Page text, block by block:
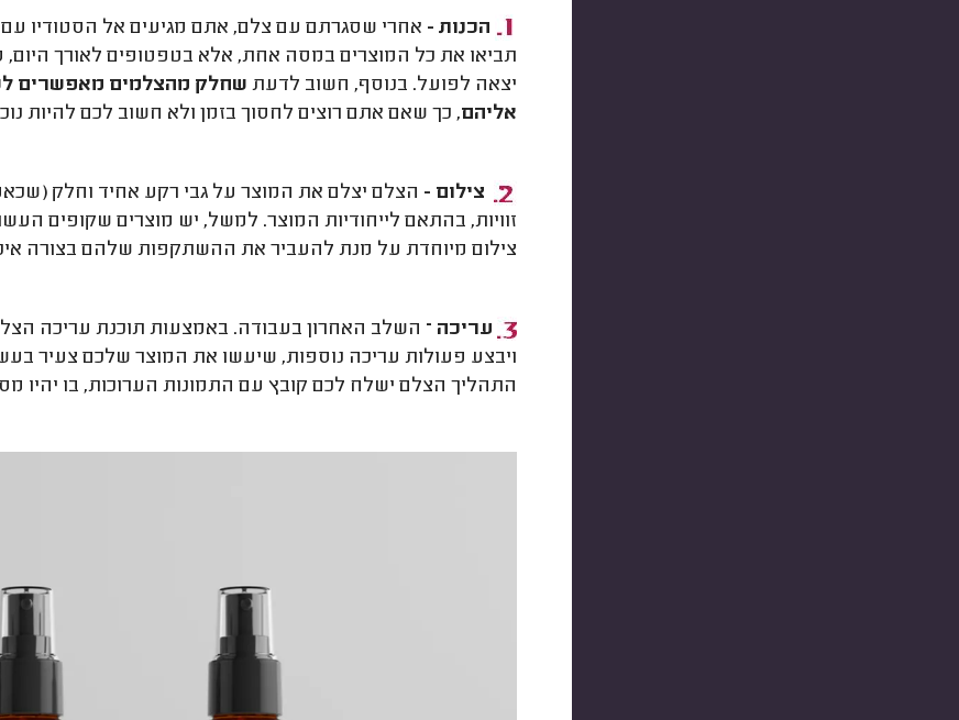
הכנות - אחרי שסגרתם עם צלם, אתם מגיעים אל הסטודיו
תביאו את כל המוצרים במסה אחת, אלא בטפטופים לאורך
יצאה לפועל. בנוסף, חשוב לדעת שחלק מהצלמים מאפשרים
אליהם, כך שאם אתם רוצים לחסוך בזמן ולא חשוב לכם להיות
צילום - הצלם יצלם את המוצר על גבי רקע אחיד וחלק
זוויות, בהתאם לייחודיות המוצר. למשל, יש מוצרים שקופים
צילום מיוחדת על מנת להעביר את ההשתקפות שלהם בצורה
עריכה – השלב האחרון בעבודה. באמצעות תוכנת עריכה
ויבצע פעולות עריכה נוספות, שיעשו את המוצר שלכם צעיר
התהליך הצלם ישלח לכם קובץ עם התמונות הערוכות, בו יהיו